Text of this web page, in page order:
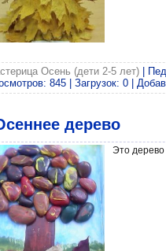
Осень (дети 2-5 лет) |
845 | Загрузок: 0 |
дерево
Это дерево